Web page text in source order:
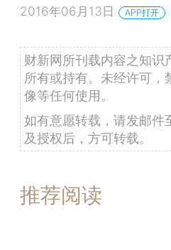
2016年06月13日 APP打开
财新网所刊载内容之知识
所有或持有。未经许可
像等任何使用。
如有意愿转载，请发邮件
及授权后，方可转载。
推荐阅读